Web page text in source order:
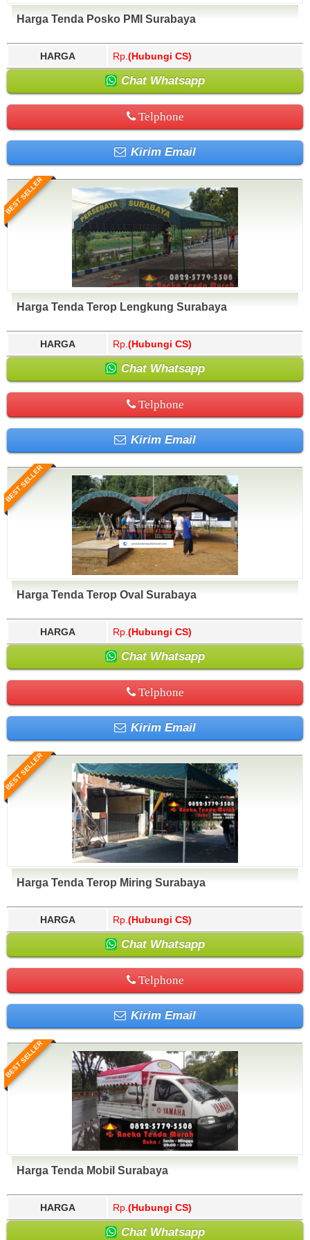
Harga Tenda Posko PMI Surabaya
HARGA Rp. (Hubungi CS)
Chat Whatsapp
Telphone
Kirim Email
BEST SELLER
Harga Tenda Terop Lengkung Surabaya
HARGA Rp. (Hubungi CS)
Chat Whatsapp
Telphone
Kirim Email
BEST SELLER
Harga Tenda Terop Oval Surabaya
HARGA Rp. (Hubungi CS)
Chat Whatsapp
Telphone
Kirim Email
BEST SELLER
Harga Tenda Terop Miring Surabaya
HARGA Rp. (Hubungi CS)
Chat Whatsapp
Telphone
Kirim Email
BEST SELLER
Harga Tenda Mobil Surabaya
HARGA Rp. (Hubungi CS)
Chat Whatsapp